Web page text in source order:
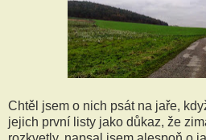
Chtěl jsem o nich psát na jaře,
jejich první listy jako důkaz, že